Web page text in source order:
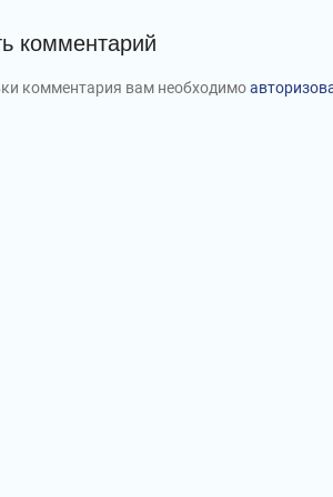
комментарий
комментария вам необходимо